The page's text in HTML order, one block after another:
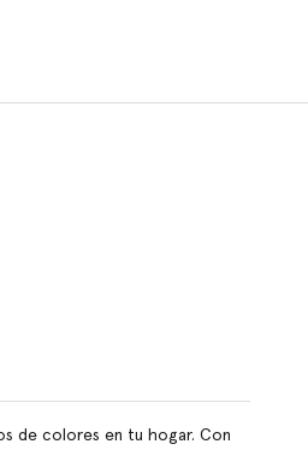
de colores en tu hogar. Con